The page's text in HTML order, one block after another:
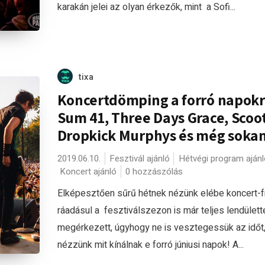
karakán jelei az olyan érkezők, mint a Sofi...
tixa
Koncertdömping a forró
Sum 41, Three Days Grace,
Dropkick Murphys és még
2019.06.10. Fesztivál ajánló
Hétvégi program
Koncert ajánló
0 hozzászólás
Elképesztően sűrű hétnek nézünk elébe koncert-
ráadásul a fesztiválszezon is már teljes
megérkezett, úgyhogy ne is vesztegessük az időt,
nézzünk mit kínálnak e forró júniusi napok! A...